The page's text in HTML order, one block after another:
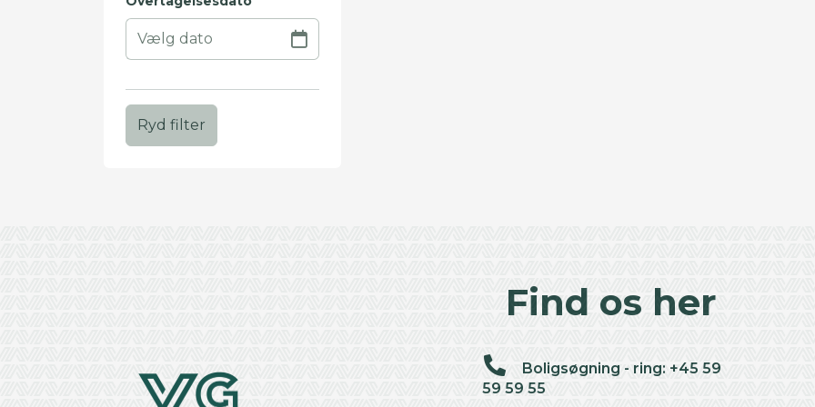
Ryd filter
Find os her
Boligsøgning - ring: +45 59
59 59 55